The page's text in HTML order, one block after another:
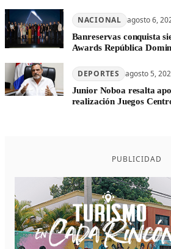
NACIONAL agosto 6,
Banreservas conquista
Awards República
DEPORTES agosto 5,
Junior Noboa resalta
realización Juegos
PUBLICIDAD